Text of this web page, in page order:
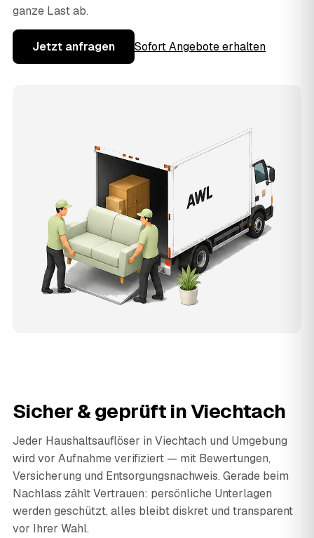
ganze Last ab.
Jetzt anfragen Sofort Angebote erhalten
Sicher & geprüft in Viechtach
Jeder Haushaltsauflöser in Viechtach und Umgebung
wird vor Aufnahme verifiziert — mit Bewertungen,
Versicherung und Entsorgungsnachweis. Gerade beim
Nachlass zählt Vertrauen: persönliche Unterlagen
werden geschützt, alles bleibt diskret und transparent
vor Ihrer Wahl.